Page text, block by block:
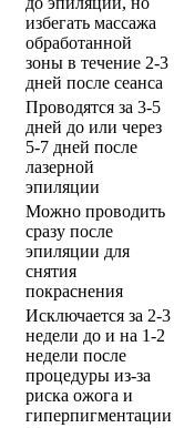
избегать массажа
обработанной
зоны в течение 2-3
дней после сеанса
Проводятся за 3-5
дней до или через
5-7 дней после
лазерной
эпиляции
Можно проводить
сразу после
эпиляции для
снятия
покраснения
Исключается за 2-3
недели до и на 1-2
недели после
процедуры из-за
риска ожога и
гиперпигментации